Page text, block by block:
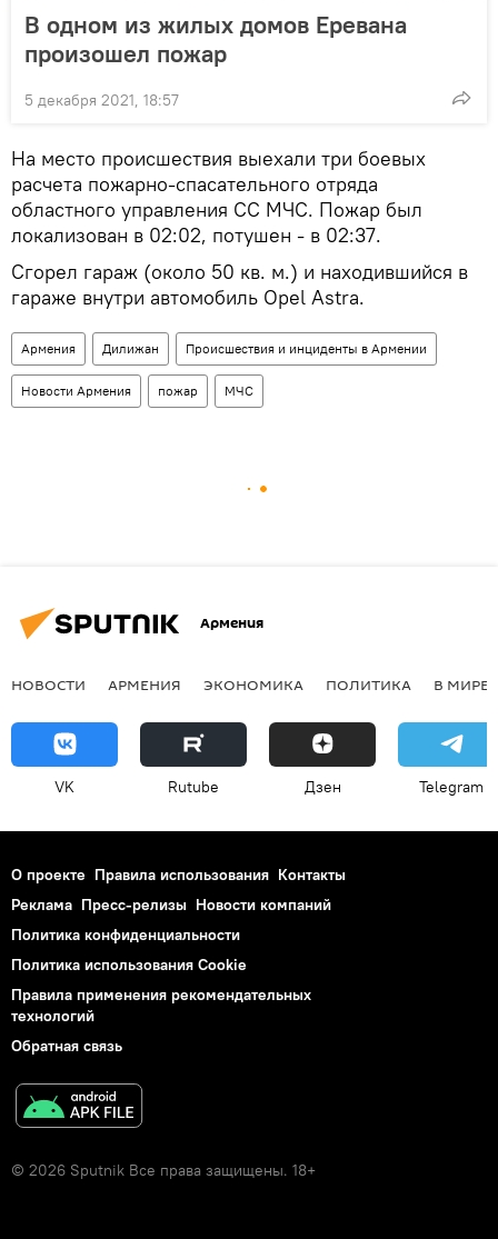
В одном из жилых домов Еревана
произошел пожар
5 декабря 2021, 18:57
На место происшествия выехали три боевых
расчета пожарно-спасательного отряда
областного управления СС МЧС. Пожар был
локализован в 02:02, потушен - в 02:37.
Сгорел гараж (около 50 кв. м.) и находившийся в
гараже внутри автомобиль Opel Astra.
Армения Дилижан Происшествия и инциденты в Армении
Новости Армения пожар МЧС
Армения
НОВОСТИ АРМЕНИЯ ЭКОНОМИКА ПОЛИТИКА В МИРЕ
VK Rutube Дзен Telegram
О проекте Правила использования Контакты
Реклама Пресс-релизы Новости компаний
Политика конфиденциальности
Политика использования Cookie
Правила применения рекомендательных
технологий
Обратная связь
© 2026 Sputnik Все права защищены. 18+